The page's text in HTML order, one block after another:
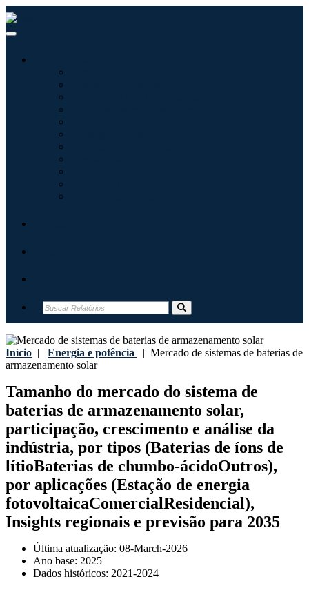
Início | Energia e potência | Mercado de sistemas de baterias de
armazenamento solar
Tamanho do mercado do sistema de
baterias de armazenamento solar,
participação, crescimento e análise da
indústria, por tipos (Baterias de íons de
lítioBaterias de chumbo-ácidoOutros),
por aplicações (Estação de energia
fotovoltaicaComercialResidencial),
Insights regionais e previsão para 2035
Última atualização: 08-March-2026
Ano base: 2025
Dados históricos: 2021-2024